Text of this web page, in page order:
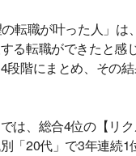
転職が叶った人」は
る転職ができたと感
段階にまとめ、その
は、総合4位の【リ
「20代」で3年連続1